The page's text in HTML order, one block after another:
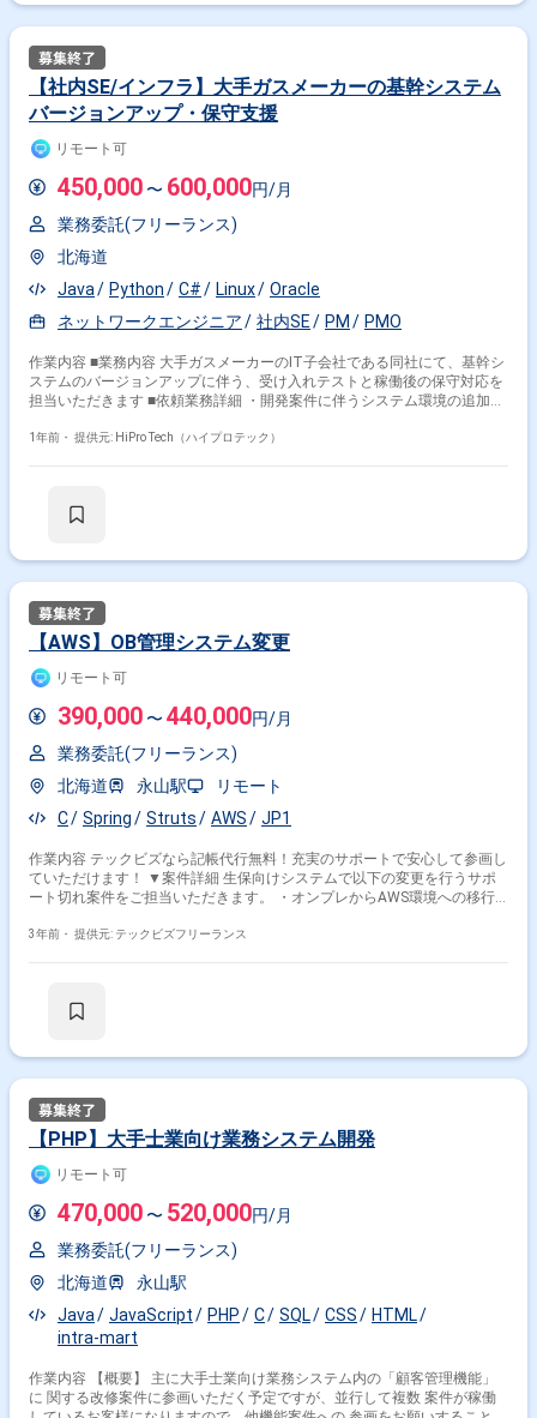
【社内SE/インフラ】大手ガスメーカーの基幹システム
バージョンアップ・保守支援
リモート可
450,000 〜 600,000円/月
業務委託(フリーランス)
北海道
Java
Python C# Linux
Oracle
ネットワークエンジニア
社内SE PM PMO
作業内容 ■業務内容 大手ガスメーカーのIT子会社である同社にて、基幹シ
ステムのバージョンアップに伴う、受け入れテストと稼働後の保守対応を
担当いただきます ■依頼業務詳細 ・開発案件に伴うシステム環境の追加・
視・スケーリング ・ハードウェアやソフトウェアのライフサイクル管理 ■
ンアップの取組において、 外部ベンダーから納品してもらったシステムの
1年前・ 提供元: HiPro Tech（ハイプロテック）
【AWS】OB管理システム変更
リモート可
390,000 〜 440,000円/月
業務委託(フリーランス)
北海道
永山駅
リモート
C
Spring Struts AWS JP1
作業内容 テックビズなら記帳代行無料！充実のサポートで安心して参画し
ていただけます！ ▼案件詳細 生保向けシステムで以下の変更を行うサポ
ート切れ案件をご担当いただきます。 ・オンプレからAWS環境への移行
(Floware→IPM) ◎JOB管理システム変更(TWS→JP1) ▼希望の人物像 コミ
す！ ※実務経験1年以上お持ちの方が対象の案件です！
3年前・ 提供元: テックビズフリーランス
【PHP】大手士業向け業務システム開発
リモート可
470,000 〜 520,000円/月
業務委託(フリーランス)
北海道
永山駅
Java
JavaScript PHP C SQL CSS
HTML
intra-mart
作業内容 【概要】 主に大手士業向け業務システム内の「顧客管理機能」
に 関する改修案件に参画いただく予定ですが、並行して複数 案件が稼働